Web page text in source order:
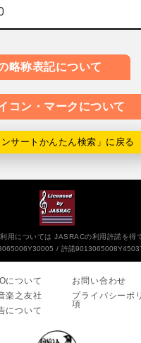
略称表記について
コン・マークについて
サートかんたん検索」に戻る
用については JASRACの利用許諾を得
許諾
について
楽之友社
について
お問い合わせ
プライバシーポ
項